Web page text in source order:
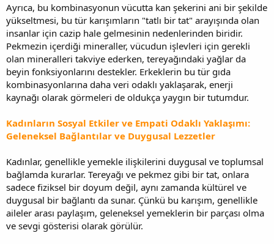
Ayrıca, bu kombinasyonun vücutta kan şekerini ani bir şekilde
yükseltmesi, bu tür karışımların "tatlı bir tat" arayışında olan
insanlar için cazip hale gelmesinin nedenlerinden biridir.
Pekmezin içerdiği mineraller, vücudun işlevleri için gerekli
olan mineralleri takviye ederken, tereyağındaki yağlar da
beyin fonksiyonlarını destekler. Erkeklerin bu tür gıda
kombinasyonlarına daha veri odaklı yaklaşarak, enerji
kaynağı olarak görmeleri de oldukça yaygın bir tutumdur.
Kadınların Sosyal Etkiler ve Empati Odaklı Yaklaşımı:
Geleneksel Bağlantılar ve Duygusal Lezzetler
Kadınlar, genellikle yemekle ilişkilerini duygusal ve toplumsal
bağlamda kurarlar. Tereyağı ve pekmez gibi bir tat, onlara
sadece fiziksel bir doyum değil, aynı zamanda kültürel ve
duygusal bir bağlantı da sunar. Çünkü bu karışım, genellikle
aileler arası paylaşım, geleneksel yemeklerin bir parçası olma
ve sevgi gösterisi olarak görülür.